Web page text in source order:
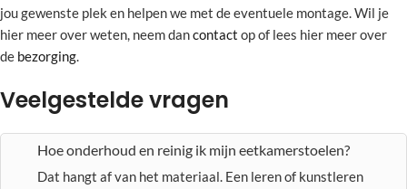
jou gewenste plek en helpen we met de eventuele montage. Wil je
hier meer over weten, neem dancontact op of lees hier meer over
de bezorging.
Veelgestelde vragen
Hoe onderhoud en reinig ik mijn eetkamerstoelen?
Dat hangt af van het materiaal. Een leren of kunstleren